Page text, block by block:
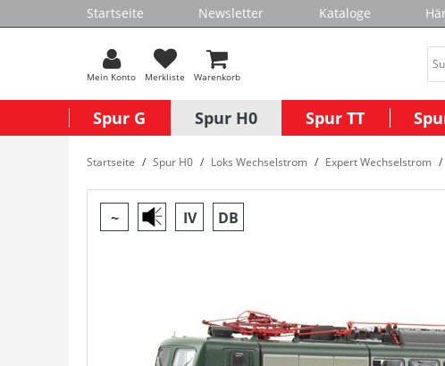
Startseite Newsletter Kataloge
Mein Konto Merkliste Warenkorb
Spur G Spur H0 Spur TT
Startseite Spur H0 Loks Wechselstrom Expert Wechselstrom
~ IV DB